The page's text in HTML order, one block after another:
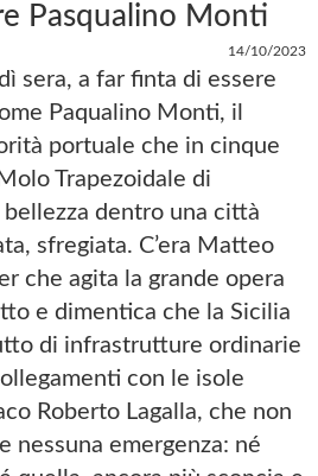
Pasqualino Monti
14/10/2023
sera, a far finta di essere
Paqualino Monti, il
portuale che in cinque
Trapezoidale di
bellezza dentro una città
sfregiata. C’era Matteo
che agita la grande opera
e dimentica che la Sicilia
di infrastrutture ordinarie
con le isole
Roberto Lagalla, che non
nessuna emergenza: né